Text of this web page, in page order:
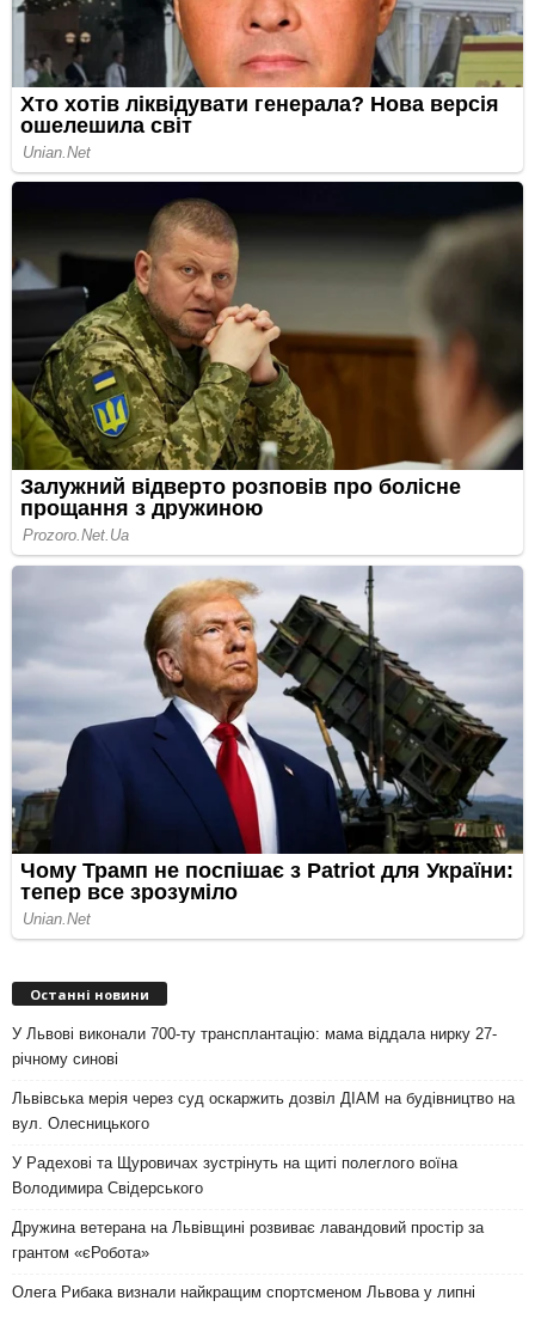
Останні новини
У Львові виконали 700-ту трансплантацію: мама віддала нирку 27-
річному синові
Львівська мерія через суд оскаржить дозвіл ДІАМ на будівництво на
вул. Олесницького
У Радехові та Щуровичах зустрінуть на щиті полеглого воїна
Володимира Свідерського
Дружина ветерана на Львівщині розвиває лавандовий простір за
грантом «єРобота»
Олега Рибака визнали найкращим спортсменом Львова у липні